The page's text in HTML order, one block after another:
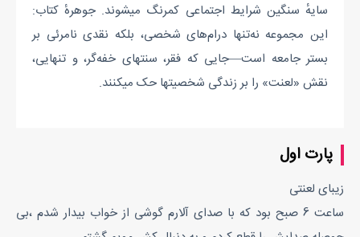
سایهٔ سنگین شرایط اجتماعی کمرنگ میشوند. جوهرهٔ کتاب:
این مجموعه نه‌تنها درام‌های شخصی، بلکه نقدی نامرئی بر
بستر جامعه است—جایی که فقر، سنتهای خفه‌گر، و تنهایی،
نقش «لعنت» را بر زندگی شخصیتها حک میکنند.
پارت اول
زیبای لعنتی
ساعت 6 صبح بود که با صدای آلارم گوشی از خواب بیدار شدم ،بی